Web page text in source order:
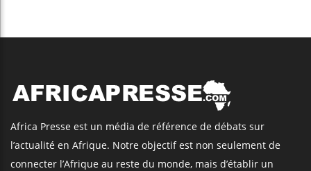
Africa Presse est un média de référence de débats sur
l’actualité en Afrique. Notre objectif est non seulement de
connecter l’Afrique au reste du monde, mais d’établir un